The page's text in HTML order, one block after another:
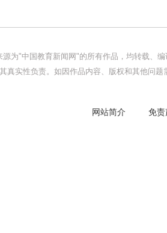
源为"中国教育新闻网"的所有作品，均转载、
真实性负责。如因作品内容、版权和其他问
网站简介 免责